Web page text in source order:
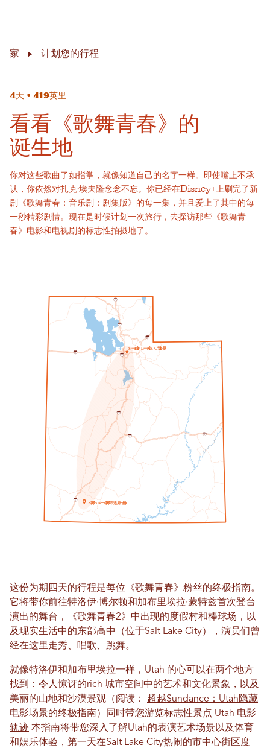
家 计划您的行程
4天 • 419英里
看看《歌舞青春》的
诞生地
你对这些歌曲了如指掌，就像知道自己的名字一样。即使嘴上不承
认，你依然对扎克·埃夫隆念念不忘。你已经在Disney+上刷完了新
剧《歌舞青春：音乐剧：剧集版》的每一集，并且爱上了其中的每
一秒精彩剧情。现在是时候计划一次旅行，去探访那些《歌舞青
春》电影和电视剧的标志性拍摄地了。
S一个
LTL一个
KEC我
T是
Z我哦N N一个
T我哦不适用
LP一个
拉K
70
70
15
8 0
215
15
80
15
这份为期四天的行程是每位《歌舞青春》粉丝的终极指南。
它将带你前往特洛伊·博尔顿和加布里埃拉·蒙特兹首次登台
演出的舞台，《歌舞青春2》中出现的度假村和棒球场，以
及现实生活中的东部高中（位于Salt Lake City），演员们曾
经在这里走秀、唱歌、跳舞。
就像特洛伊和加布里埃拉一样，Utah 的心可以在两个地方
找到：令人惊讶的rich 城市空间中的艺术和文化景象，以及
美丽的山地和沙漠景观（阅读： 超越Sundance：Utah隐藏
电影场景的终极指南 ）同时带您游览标志性景点 Utah 电影
轨迹 本指南将带您深入了解Utah的表演艺术场景以及体育
和娱乐体验，第一天在Salt Lake City热闹的市中心街区度